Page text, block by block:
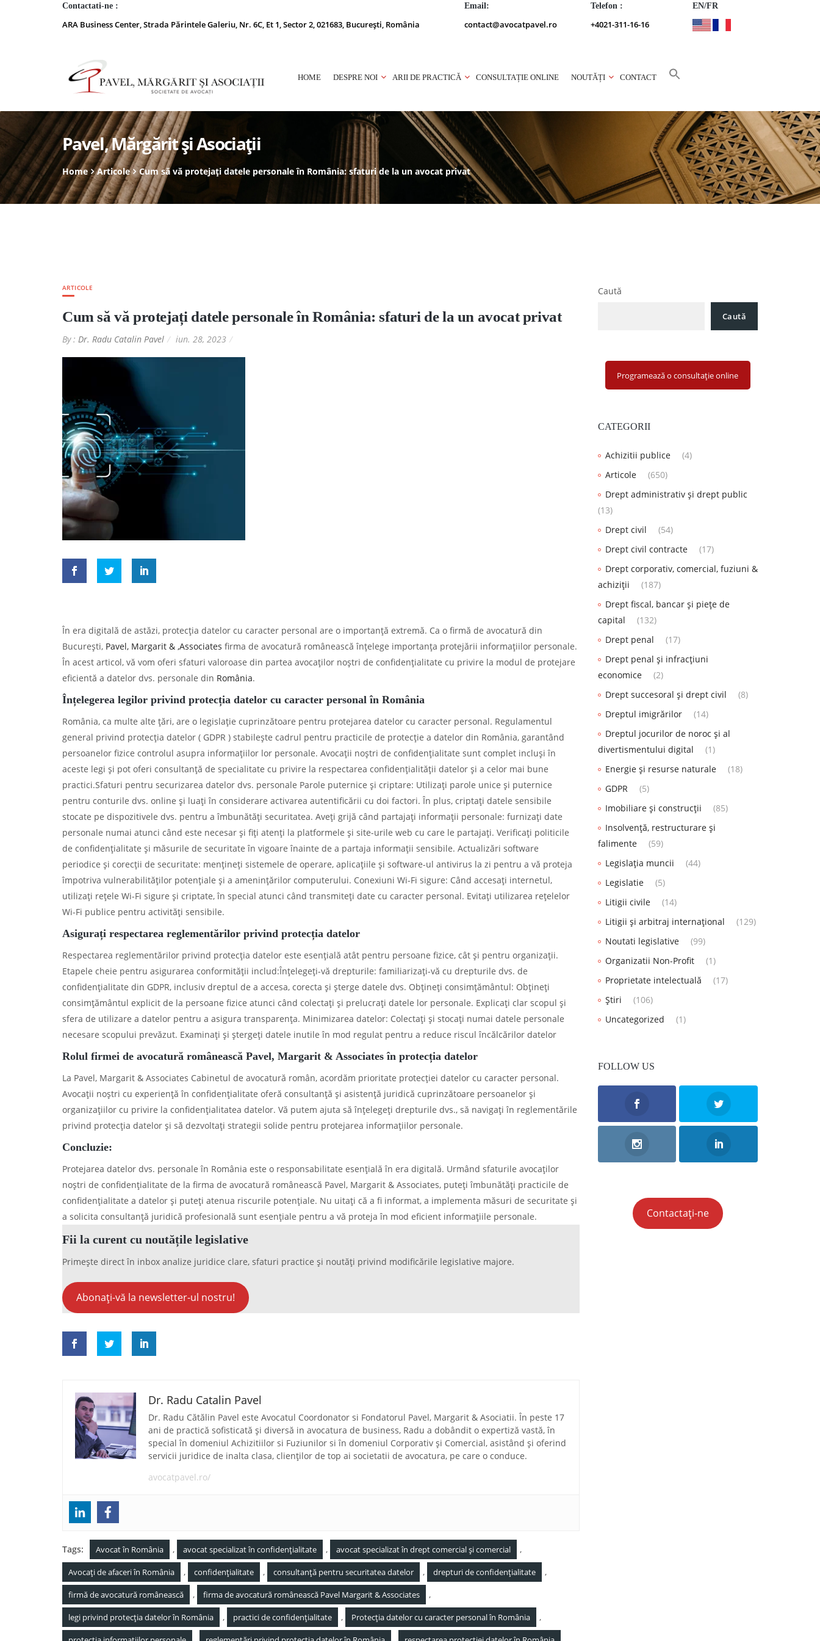
Contactati-ne :
ARA Business Center, Strada Părintele Galeriu, Nr. 6C, Et 1, Sector 2, 021683, București, România
Email:
contact@avocatpavel.ro
Telefon :
+4021-311-16-16
EN/FR
HOME DESPRE NOI ARII DE PRACTICĂ CONSULTAȚIE ONLINE NOUTĂȚI CONTACT
Pavel, Mărgărit și Asociații
Home Articole Cum să vă protejați datele personale în România: sfaturi de la un avocat privat
ARTICOLE
Cum să vă protejați datele personale în România: sfaturi de la un avocat privat
By : Dr. Radu Catalin Pavel iun. 28, 2023
În era digitală de astăzi, protecția datelor cu caracter personal are o importanță extremă. Ca o firmă de avocatură din
București, Pavel, Margarit & ,Associates firma de avocatură românească înțelege importanța protejării informațiilor personale.
În acest articol, vă vom oferi sfaturi valoroase din partea avocaților noștri de confidențialitate cu privire la modul de protejare
eficientă a datelor dvs. personale din România.
Înțelegerea legilor privind protecția datelor cu caracter personal în România
România, ca multe alte țări, are o legislație cuprinzătoare pentru protejarea datelor cu caracter personal. Regulamentul
general privind protecția datelor ( GDPR ) stabilește cadrul pentru practicile de protecție a datelor din România, garantând
persoanelor fizice controlul asupra informațiilor lor personale. Avocații noștri de confidențialitate sunt complet incluși în
aceste legi și pot oferi consultanță de specialitate cu privire la respectarea confidențialității datelor și a celor mai bune
practici.Sfaturi pentru securizarea datelor dvs. personale Parole puternice și criptare: Utilizați parole unice și puternice
pentru conturile dvs. online și luați în considerare activarea autentificării cu doi factori. În plus, criptați datele sensibile
stocate pe dispozitivele dvs. pentru a îmbunătăți securitatea. Aveți grijă când partajați informații personale: furnizați date
personale numai atunci când este necesar și fiți atenți la platformele și site-urile web cu care le partajați. Verificați politicile
de confidențialitate și măsurile de securitate în vigoare înainte de a partaja informații sensibile. Actualizări software
periodice și corecții de securitate: mențineți sistemele de operare, aplicațiile și software-ul antivirus la zi pentru a vă proteja
împotriva vulnerabilităților potențiale și a amenințărilor computerului. Conexiuni Wi-Fi sigure: Când accesați internetul,
utilizați rețele Wi-Fi sigure și criptate, în special atunci când transmiteți date cu caracter personal. Evitați utilizarea rețelelor
Wi-Fi publice pentru activități sensibile.
Asigurați respectarea reglementărilor privind protecția datelor
Respectarea reglementărilor privind protecția datelor este esențială atât pentru persoane fizice, cât și pentru organizații.
Etapele cheie pentru asigurarea conformității includ:Înțelegeți-vă drepturile: familiarizați-vă cu drepturile dvs. de
confidențialitate din GDPR, inclusiv dreptul de a accesa, corecta și șterge datele dvs. Obțineți consimțământul: Obțineți
consimțământul explicit de la persoane fizice atunci când colectați și prelucrați datele lor personale. Explicați clar scopul și
sfera de utilizare a datelor pentru a asigura transparența. Minimizarea datelor: Colectați și stocați numai datele personale
necesare scopului prevăzut. Examinați și ștergeți datele inutile în mod regulat pentru a reduce riscul încălcărilor datelor
Rolul firmei de avocatură românească Pavel, Margarit & Associates în protecția datelor
La Pavel, Margarit & Associates Cabinetul de avocatură român, acordăm prioritate protecției datelor cu caracter personal.
Avocații noștri cu experiență în confidențialitate oferă consultanță și asistență juridică cuprinzătoare persoanelor și
organizațiilor cu privire la confidențialitatea datelor. Vă putem ajuta să înțelegeți drepturile dvs., să navigați în reglementările
privind protecția datelor și să dezvoltați strategii solide pentru protejarea informațiilor personale.
Concluzie:
Protejarea datelor dvs. personale în România este o responsabilitate esențială în era digitală. Urmând sfaturile avocaților
noștri de confidențialitate de la firma de avocatură românească Pavel, Margarit & Associates, puteți îmbunătăți practicile de
confidențialitate a datelor și puteți atenua riscurile potențiale. Nu uitați că a fi informat, a implementa măsuri de securitate și
a solicita consultanță juridică profesională sunt esențiale pentru a vă proteja în mod eficient informațiile personale.
Fii la curent cu noutățile legislative
Primește direct în inbox analize juridice clare, sfaturi practice și noutăți privind modificările legislative majore.
Abonați-vă la newsletter-ul nostru!
Dr. Radu Catalin Pavel
Dr. Radu Cătălin Pavel este Avocatul Coordonator si Fondatorul Pavel, Margarit & Asociatii. În peste 17
ani de practică sofisticată și diversă in avocatura de business, Radu a dobândit o expertiză vastă, în
special în domeniul Achizitiilor si Fuziunilor si în domeniul Corporativ și Comercial, asistând și oferind
servicii juridice de inalta clasa, clienților de top ai societatii de avocatura, pe care o conduce.
avocatpavel.ro/
Tags: Avocat în România , avocat specializat în confidențialitate , avocat specializat în drept comercial și comercial ,
Avocați de afaceri în România , confidențialitate , consultanță pentru securitatea datelor , drepturi de confidențialitate ,
firmă de avocatură românească , firma de avocatură românească Pavel Margarit & Associates ,
legi privind protecția datelor în România , practici de confidențialitate , Protecția datelor cu caracter personal în România ,
Caută
Caută
Programează o consultație online
CATEGORII
Achizitii publice
(4)
Articole
(650)
Drept administrativ și drept public
(13)
Drept civil
(54)
Drept civil contracte
(17)
Drept corporativ, comercial, fuziuni &
achiziții
(187)
Drept fiscal, bancar și piețe de
capital
(132)
Drept penal
(17)
Drept penal și infracțiuni
economice
(2)
Drept succesoral și drept civil
(8)
Dreptul imigrărilor
(14)
Dreptul jocurilor de noroc și al
divertismentului digital
(1)
Energie și resurse naturale
(18)
GDPR
(5)
Imobiliare și construcții
(85)
Insolvență, restructurare și
falimente
(59)
Legislația muncii
(44)
Legislatie
(5)
Litigii civile
(14)
Litigii și arbitraj internațional
(129)
Noutati legislative
(99)
Organizatii Non-Profit
(1)
Proprietate intelectuală
(17)
Știri
(106)
Uncategorized
(1)
FOLLOW US
Contactați-ne